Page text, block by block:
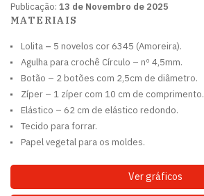
Publicação: 13 de Novembro de 2025
MATERIAIS
Lolita – 5 novelos cor 6345 (Amoreira).
Agulha para crochê Círculo – nº 4,5mm.
Botão – 2 botões com 2,5cm de diâmetro.
Zíper – 1 zíper com 10 cm de comprimento.
Elástico – 62 cm de elástico redondo.
Tecido para forrar.
Papel vegetal para os moldes.
Ver gráficos